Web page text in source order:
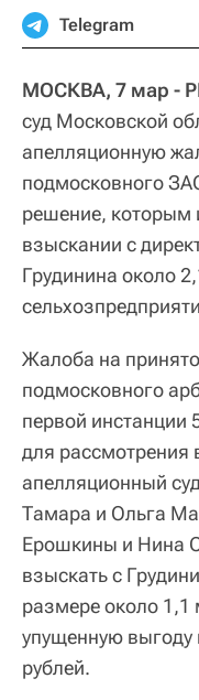
Telegram
МОСКВА, 7 мар -
суд Московской
апелляционную
подмосковного
решение, которым
взыскании с
Грудинина около
Жалоба на
подмосковного
первой инстанции
для
апелляционный
Тамара и Ольга
Ерошкины и Нина
взыскать с
размере около 1,1
упущенную выгоду
рублей.